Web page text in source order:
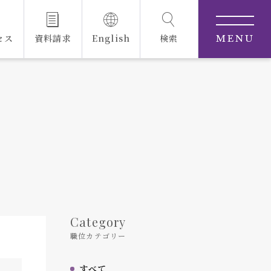
ス 資料請求 English 検索 MENU
Category
職位カテゴリー
すべて